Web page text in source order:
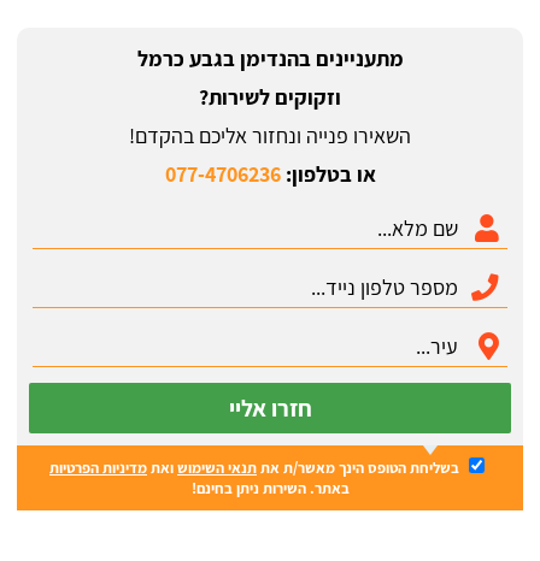
מתעניינים בהנדימן בגבע כרמל
וזקוקים לשירות?
השאירו פנייה ונחזור אליכם בהקדם!
או בטלפון:077-4706236
חזרו אליי
בשליחת הטופס הינך מאשר/ת אתתנאי השימושואתמדיניות הפרטיות
באתר. השירות ניתן בחינם!